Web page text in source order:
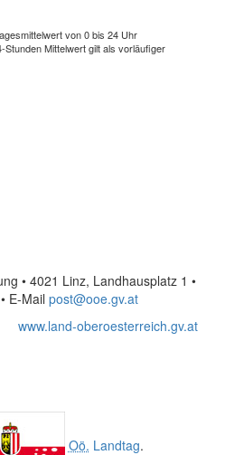
von 0 bis 24 Uhr
Mittelwert gilt als vorläufiger
• 4021 Linz, Landhausplatz 1 •
• E-Mail post@ooe.gv.at
www.land-oberoesterreich.gv.at
Oö. Landtag.